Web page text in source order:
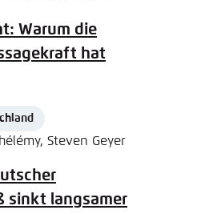
Warum die
hat
Steven Geyer
sinkt langsamer